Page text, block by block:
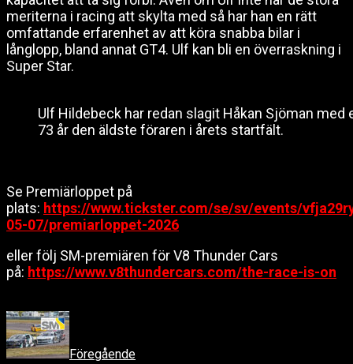
meriterna i racing att skylta med så har han en rätt
omfattande erfarenhet av att köra snabba bilar i
långlopp, bland annat GT4. Ulf kan bli en överraskning i
Super Star.
Ulf Hildebeck har redan slagit Håkan Sjöman med
73 år den äldste föraren i årets startfält.
Se Premiärloppet på
plats: https://www.tickster.com/se/sv/events/
05-07/premiarloppet-2026
eller följ SM-premiären för V8 Thunder Cars
på: https://www.v8thundercars.com/the-race-is-on
Föregående